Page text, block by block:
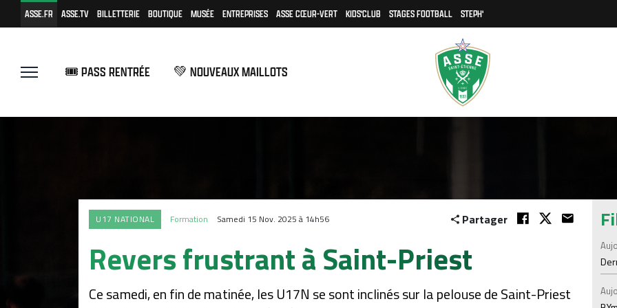
ASSE.FR ASSE.TV BILLETTERIE BOUTIQUE MUSÉE ENTREPRISES ASSE CŒUR-VERT KIDS'CLUB STAGES FOOTBALL STEPH'
🎟️ PASS RENTRÉE 💚 NOUVEAUX MAILLOTS
U17 NATIONAL Formation Samedi 15 Nov. 2025 à 14h56 Partager
Revers frustrant à Saint-Priest
Ce samedi, en fin de matinée, les U17N se sont inclinés sur la pelouse de Saint-Priest